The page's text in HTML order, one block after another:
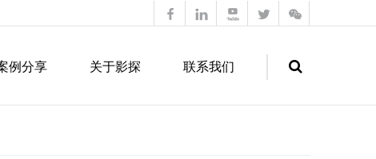
例分享 关于影探 联系我们